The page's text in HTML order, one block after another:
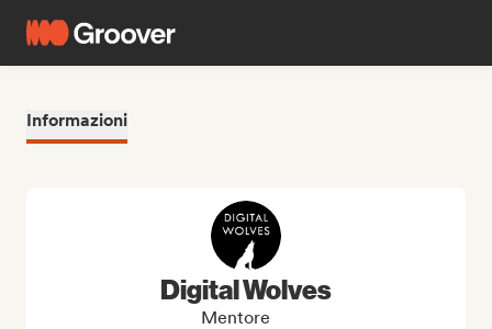
Informazioni
Digital Wolves
Mentore